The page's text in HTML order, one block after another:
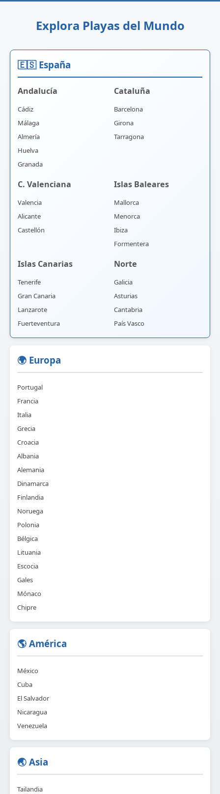
Explora Playas del Mundo
🇪🇸 España
Andalucía
Cádiz
Málaga
Almería
Huelva
Granada
Cataluña
Barcelona
Girona
Tarragona
C. Valenciana
Valencia
Alicante
Castellón
Islas Baleares
Mallorca
Menorca
Ibiza
Formentera
Islas Canarias
Tenerife
Gran Canaria
Lanzarote
Fuerteventura
Norte
Galicia
Asturias
Cantabria
País Vasco
🌍 Europa
Portugal
Francia
Italia
Grecia
Croacia
Albania
Alemania
Dinamarca
Finlandia
Noruega
Polonia
Bélgica
Lituania
Escocia
Gales
Mónaco
Chipre
🌎 América
México
Cuba
El Salvador
Nicaragua
Venezuela
🌏 Asia
Tailandia